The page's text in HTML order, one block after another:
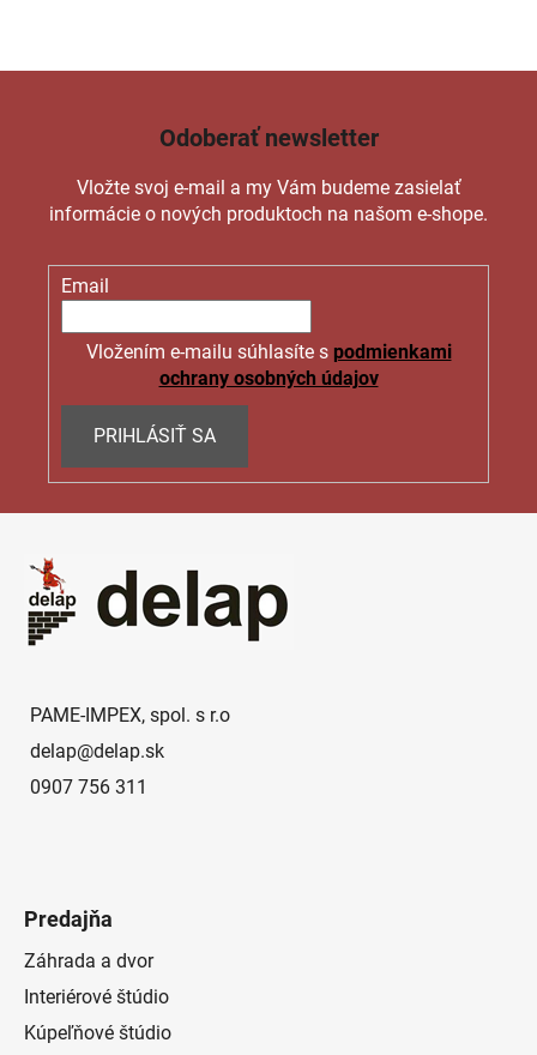
Odoberať newsletter
Vložte svoj e-mail a my Vám budeme zasielať
informácie o nových produktoch na našom e-shope.
Email
Vložením e-mailu súhlasíte s podmienkami
ochrany osobných údajov
PRIHLÁSIŤ SA
PAME-IMPEX, spol. s r.o
delap@delap.sk
0907 756 311
Predajňa
Záhrada a dvor
Interiérové štúdio
Kúpeľňové štúdio